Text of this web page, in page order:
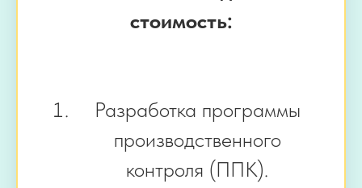
стоимость:
Разработка программы
производственного
контроля (ППК).